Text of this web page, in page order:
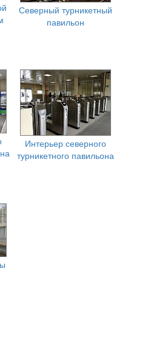
Северный турникетный
павильон
Интерьер северного
турникетного павильона